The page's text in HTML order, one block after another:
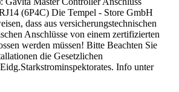
(6P4C) Die Tempel - Store GmbH
dass aus versicherungstechnischen
Anschlüsse von einem zertifizierten
werden müssen! Bitte Beachten Sie
die Gesetzlichen
Info unter